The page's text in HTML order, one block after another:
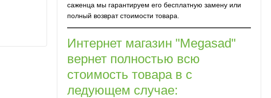
саженца мы гарантируем его бесплатную замену или
полный возврат стоимости товара.
Интернет магазин "Megasad"
вернет полностью всю
стоимость товара в с
ледующем случае: